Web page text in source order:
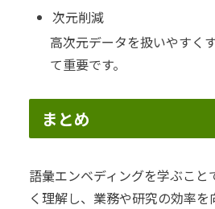
次元削減
高次元データを扱いやすく
て重要です。
まとめ
語彙エンベディングを学ぶこと
く理解し、業務や研究の効率